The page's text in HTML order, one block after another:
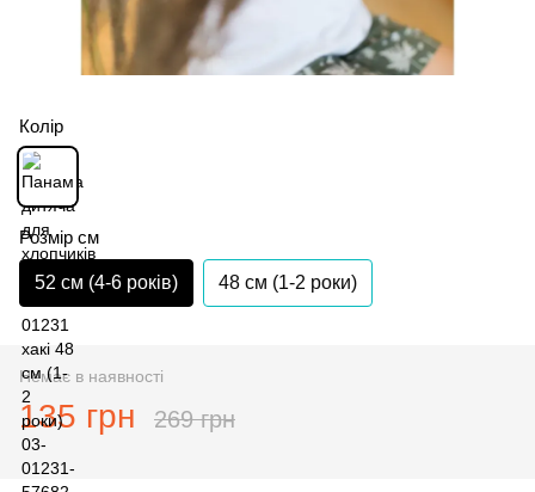
Колір
Розмір см
52 см (4-6 років) 48 см (1-2 роки)
Немає в наявності
135 грн 269 грн